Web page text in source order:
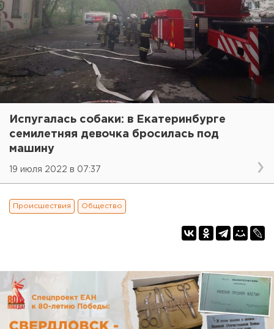
Испугалась собаки: в Екатеринбурге
семилетняя девочка бросилась под
машину
19 июля 2022 в 07:37
Происшествия Общество